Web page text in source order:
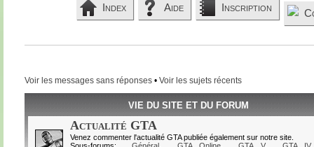
Index Aide Inscription
Voir les messages sans réponses• Voir les sujets récents
VIE DU SITE ET DU FORUM
Actualité GTA
Venez commenter l'actualité GTA publiée également sur notre site.